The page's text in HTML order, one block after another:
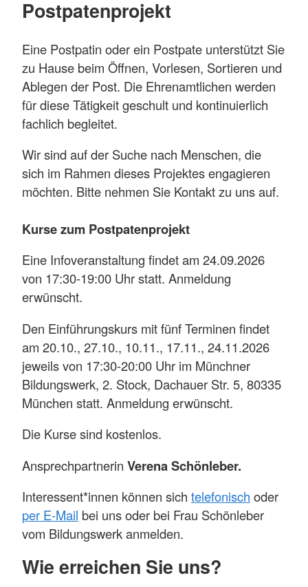
Postpatenprojekt
Eine Postpatin oder ein Postpate unterstützt Sie
zu Hause beim Öffnen, Vorlesen, Sortieren und
Ablegen der Post. Die Ehrenamtlichen werden
für diese Tätigkeit geschult und kontinuierlich
fachlich begleitet.
Wir sind auf der Suche nach Menschen, die
sich im Rahmen dieses Projektes engagieren
möchten. Bitte nehmen Sie Kontakt zu uns auf.
Kurse zum Postpatenprojekt
Eine Infoveranstaltung findet am 24.09.2026
von 17:30-19:00 Uhr statt. Anmeldung
erwünscht.
Den Einführungskurs mit fünf Terminen findet
am 20.10., 27.10., 10.11., 17.11., 24.11.2026
jeweils von 17:30-20:00 Uhr im Münchner
Bildungswerk, 2. Stock, Dachauer Str. 5, 80335
München statt. Anmeldung erwünscht.
Die Kurse sind kostenlos.
Ansprechpartnerin Verena Schönleber.
Interessent*innen können sich telefonisch oder
per E-Mail bei uns oder bei Frau Schönleber
vom Bildungswerk anmelden.
Wie erreichen Sie uns?